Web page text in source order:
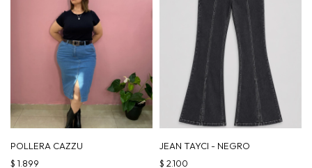
POLLERA CAZZU
$ 1.899
JEAN TAYCI - NEGRO
$ 2.100